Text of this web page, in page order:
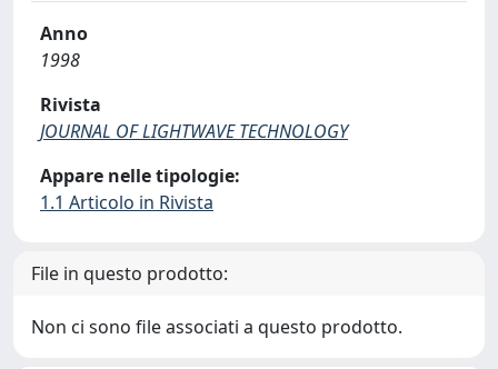
Anno
1998
Rivista
JOURNAL OF LIGHTWAVE TECHNOLOGY
Appare nelle tipologie:
1.1 Articolo in Rivista
File in questo prodotto:
Non ci sono file associati a questo prodotto.